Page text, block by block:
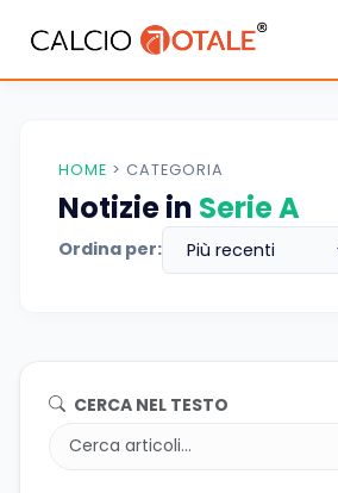
HOME > CATEGORIA
Notizie in Serie A
Ordina per:
CERCA NEL TESTO